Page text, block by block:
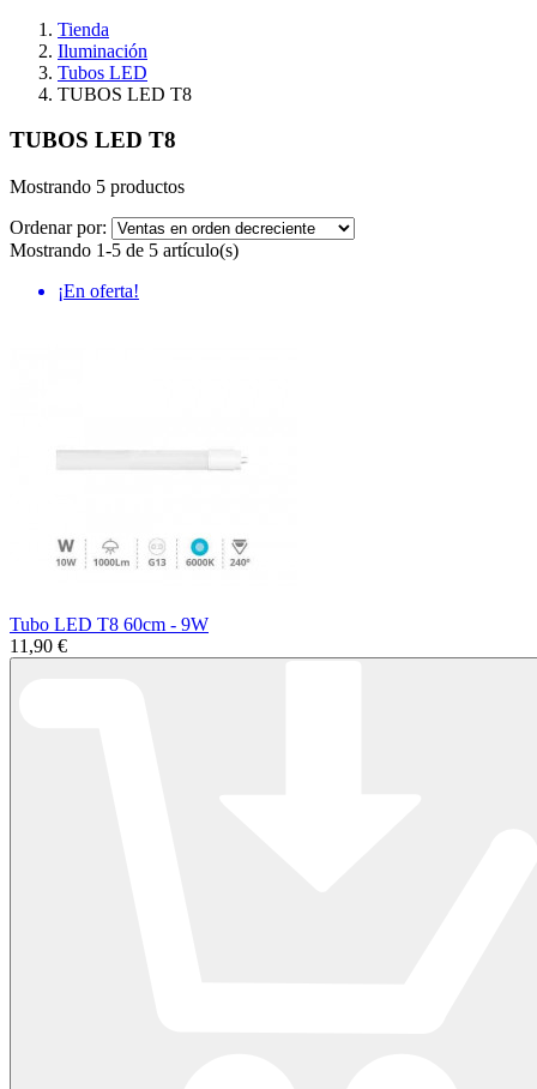
Tienda
Iluminación
Tubos LED
TUBOS LED T8
TUBOS LED T8
Mostrando 5 productos
Ordenar por:
Mostrando 1-5 de 5 artículo(s)
¡En oferta!
Tubo LED T8 60cm - 9W
11,90 €